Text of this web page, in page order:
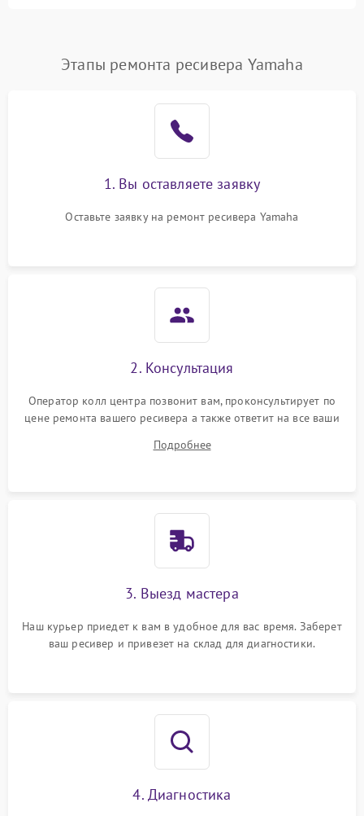
Этапы ремонта ресивера Yamaha
1. Вы оставляете заявку
Оставьте заявку на ремонт ресивера Yamaha
2. Консультация
Оператор колл центра позвонит вам, проконсультирует по
цене ремонта вашего ресивера а также ответит на все ваши
Подробнее
3. Выезд мастера
Наш курьер приедет к вам в удобное для вас время. Заберет
ваш ресивер и привезет на склад для диагностики.
4. Диагностика